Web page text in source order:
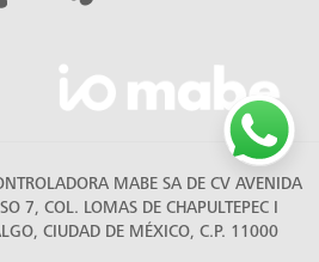
MABE SA DE CV AVENIDA
7, COL. LOMAS DE CHAPULTEPEC I
CIUDAD DE MÉXICO, C.P. 11000